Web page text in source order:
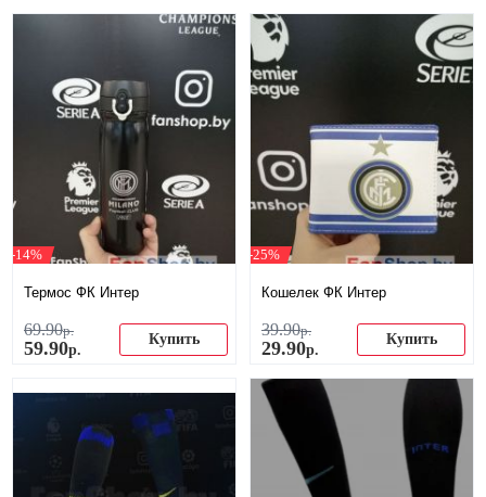
-14%
Термос ФК Интер
69.90р.
59.90р.
Купить
-25%
Кошелек ФК Интер
39.90р.
29.90р.
Купить